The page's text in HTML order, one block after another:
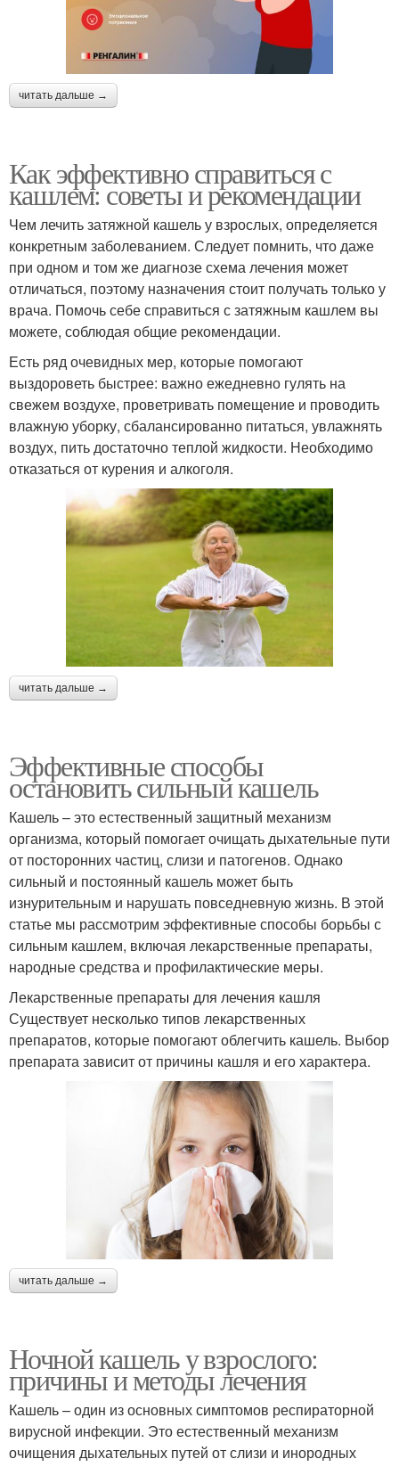
читать дальше →
Как эффективно справиться с
кашлем: советы и рекомендации
Чем лечить затяжной кашель у взрослых, определяется
конкретным заболеванием. Следует помнить, что даже
при одном и том же диагнозе схема лечения может
отличаться, поэтому назначения стоит получать только у
врача. Помочь себе справиться с затяжным кашлем вы
можете, соблюдая общие рекомендации.
Есть ряд очевидных мер, которые помогают
выздороветь быстрее: важно ежедневно гулять на
свежем воздухе, проветривать помещение и проводить
влажную уборку, сбалансированно питаться, увлажнять
воздух, пить достаточно теплой жидкости. Необходимо
отказаться от курения и алкоголя.
читать дальше →
Эффективные способы
остановить сильный кашель
Кашель – это естественный защитный механизм
организма, который помогает очищать дыхательные пути
от посторонних частиц, слизи и патогенов. Однако
сильный и постоянный кашель может быть
изнурительным и нарушать повседневную жизнь. В этой
статье мы рассмотрим эффективные способы борьбы с
сильным кашлем, включая лекарственные препараты,
народные средства и профилактические меры.
Лекарственные препараты для лечения кашля
Существует несколько типов лекарственных
препаратов, которые помогают облегчить кашель. Выбор
препарата зависит от причины кашля и его характера.
читать дальше →
Ночной кашель у взрослого:
причины и методы лечения
Кашель – один из основных симптомов респираторной
вирусной инфекции. Это естественный механизм
очищения дыхательных путей от слизи и инородных